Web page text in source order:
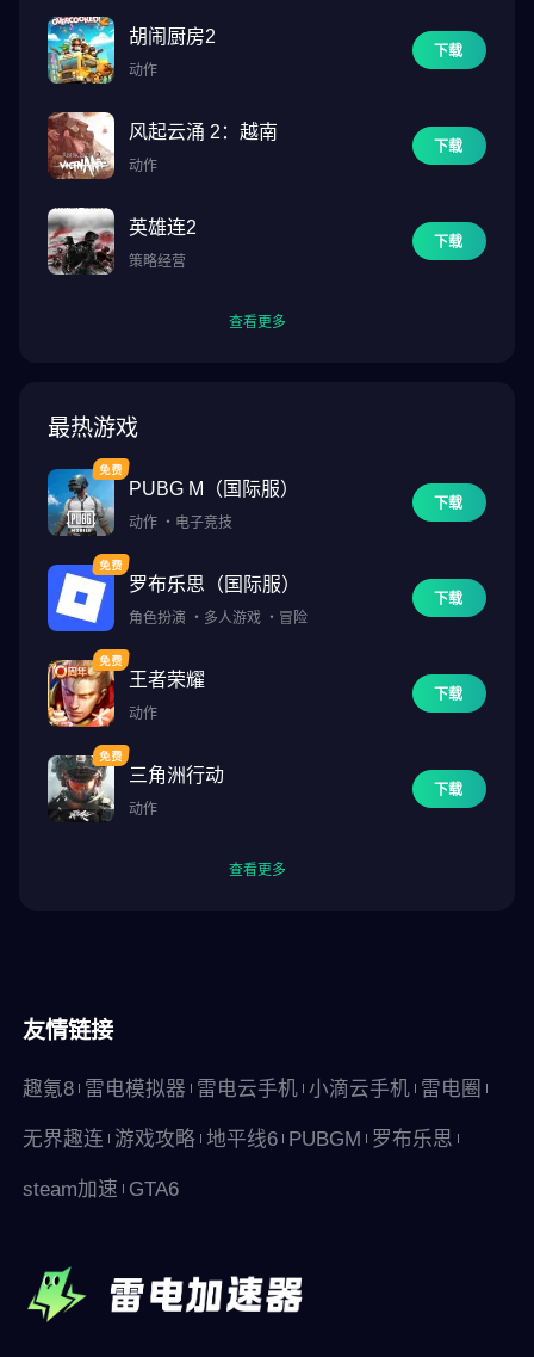
胡闹厨房2
动作
下载
风起云涌 2：越南
动作
下载
英雄连2
策略经营
下载
查看更多
最热游戏
PUBG M（国际服）
动作 ・ 电子竞技
下载
罗布乐思（国际服）
角色扮演 ・ 多人游戏 ・ 冒险
下载
王者荣耀
动作
下载
三角洲行动
动作
下载
查看更多
友情链接
趣氪8 雷电模拟器 雷电云手机 小滴云手机 雷电圈
无界趣连 游戏攻略 地平线6 PUBGM 罗布乐思
steam加速 GTA6